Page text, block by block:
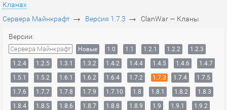
Кланах
Сервера Майнкрафт → Версия 1.7.3 → ClanWar — Кланы
Версии:
Сервера Майнкрафт Новые 1.0 1.1 1.2.1 1.2.2
1.2.3
1.2.4
1.2.5 1.3.1 1.3.2 1.4.2 1.4.4 1.4.5 1.4.6
1.4.7
1.5.1
1.5.2 1.6.1 1.6.2 1.6.4 1.7.2 1.7.3 1.7.4
1.7.5
1.7.6
1.7.7 1.7.8 1.7.9 1.7.10 1.8 1.8.1 1.8.2
1.8.3
1.8.4
1.8.5 1.8.6 1.8.7 1.8.8 1.8.9 1.9 1.9.1
1.9.2